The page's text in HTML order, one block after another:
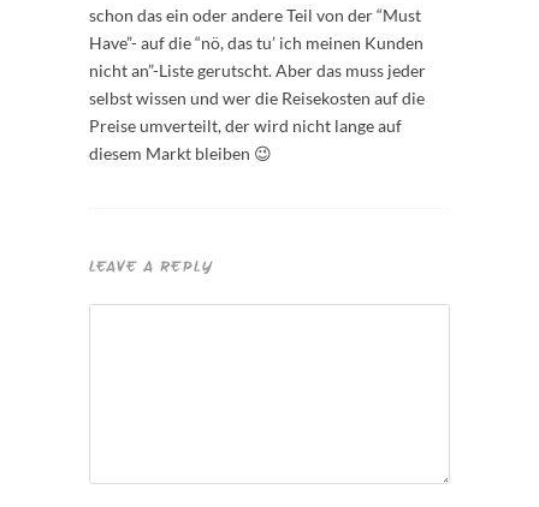
schon das ein oder andere Teil von der “Must
Have”- auf die “nö, das tu’ ich meinen Kunden
nicht an”-Liste gerutscht. Aber das muss jeder
selbst wissen und wer die Reisekosten auf die
Preise umverteilt, der wird nicht lange auf
diesem Markt bleiben 😉
LEAVE A REPLY